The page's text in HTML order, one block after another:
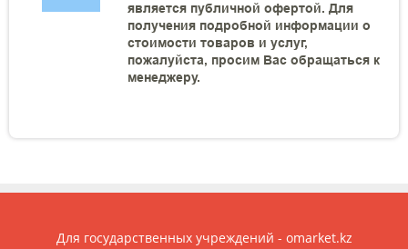
является публичной офертой. Для
получения подробной информации о
стоимости товаров и услуг,
пожалуйста, просим Вас обращаться к
менеджеру.
Для государственных учреждений - omarket.kz